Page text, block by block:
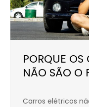
PORQUE OS
NÃO SÃO O
Carros elétricos